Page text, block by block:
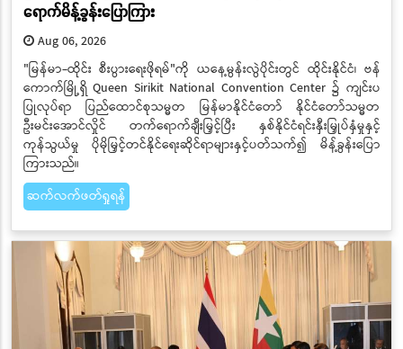
ရောက်မိန့်ခွန်းပြောကြား
Aug 06, 2026
"မြန်မာ-ထိုင်း စီးပွားရေးဖိုရမ်"ကို ယနေ့မွန်းလွဲပိုင်းတွင် ထိုင်းနိုင်ငံ၊ ဗန်
ကောက်မြို့ရှိ Queen Sirikit National Convention Center ၌ ကျင်းပ
ပြုလုပ်ရာ ပြည်ထောင်စုသမ္မတ မြန်မာနိုင်ငံတော် နိုင်ငံတော်သမ္မတ
ဦးမင်းအောင်လှိုင် တက်ရောက်ချီးမြှင့်ပြီး နှစ်နိုင်ငံရင်းနှီးမြှုပ်နှံမှုနှင့်
ကုန်သွယ်မှု ပိုမိုမြှင့်တင်နိုင်ရေးဆိုင်ရာများနှင့်ပတ်သက်၍ မိန့်ခွန်းပြော
ကြားသည်။
ဆက်လက်ဖတ်ရှုရန်